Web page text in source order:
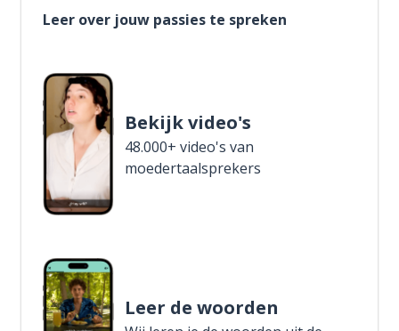
Leer over jouw passies te spreken
Bekijk video's
48.000+ video's van
moedertaalsprekers
Leer de woorden